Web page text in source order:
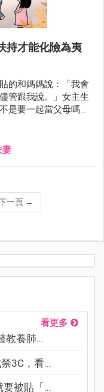
持才能化險為夷
的和媽媽說：「我會
管跟我說。」女主生
是要一起當父母嗎？
擔心，但我居然得一
不是應該要一起學
該是這樣嗎？」說的
妻
一頁 →
看更多
教養肺...
3C，看...
被貼「...